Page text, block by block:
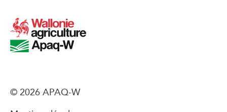
© 2026 APAQ-W